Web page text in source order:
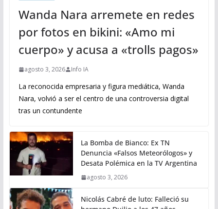
Wanda Nara arremete en redes
por fotos en bikini: «Amo mi
cuerpo» y acusa a «trolls pagos»
agosto 3, 2026 Info IA
La reconocida empresaria y figura mediática, Wanda
Nara, volvió a ser el centro de una controversia digital
tras un contundente
La Bomba de Bianco: Ex TN
Denuncia «Falsos Meteorólogos» y
Desata Polémica en la TV Argentina
agosto 3, 2026
Nicolás Cabré de luto: Falleció su